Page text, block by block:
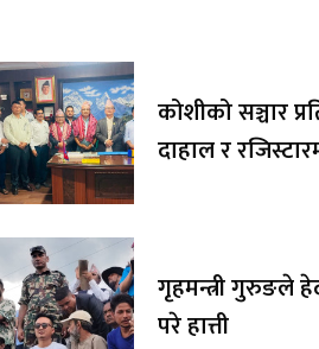
कोशीको सञ्चार
दाहाल र
गृहमन्त्री गुरुङले
परे हात्ती